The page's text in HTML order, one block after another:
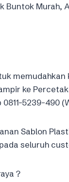
Buntok Murah,
memudahkan
ke
5239-490
Sablon
seluruh
?